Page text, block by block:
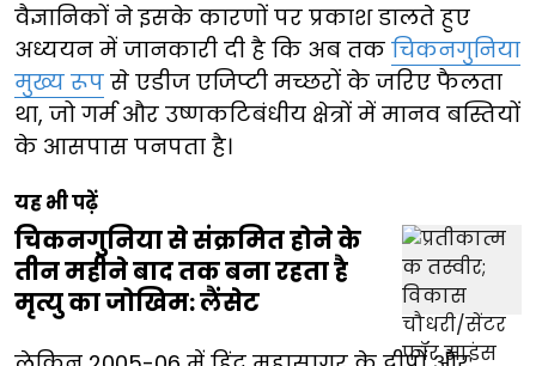
वैज्ञानिकों ने इसके कारणों पर प्रकाश डालते हुए
अध्ययन में जानकारी दी है कि अब तक चिकनगुनिया
मुख्य रूप से एडीज एजिप्टी मच्छरों के जरिए फैलता
था, जो गर्म और उष्णकटिबंधीय क्षेत्रों में मानव बस्तियों
के आसपास पनपता है।
यह भी पढ़ें
चिकनगुनिया से संक्रमित होने के
तीन महीने बाद तक बना रहता है
मृत्यु का जोखिम: लैंसेट